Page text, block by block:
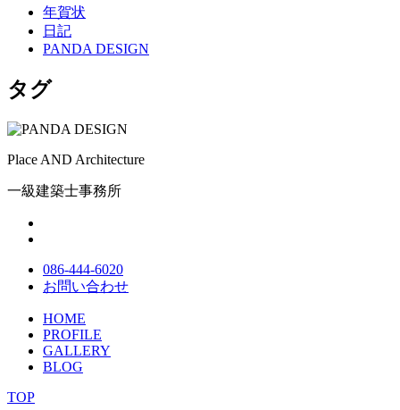
年賀状
日記
PANDA DESIGN
タグ
Place AND Architecture
一級建築士事務所
086-444-6020
お問い合わせ
HOME
PROFILE
GALLERY
BLOG
TOP